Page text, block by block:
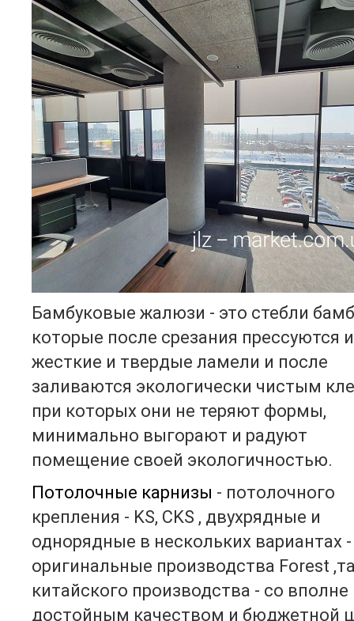
Бамбуковые жалюзи - это стебли
которые после срезания прессуются и
жесткие и твердые ламели и после
заливаются экологически чистым
при которых они не теряют формы,
минимально выгорают и радуют
помещение своей экологичностью.
Потолочные карнизы - потолочного
крепления - KS, CKS , двухрядные и
однорядные в нескольких вариантах -
оригинальные производства Forest
китайского производства - со вполне
достойным качеством и бюджетной